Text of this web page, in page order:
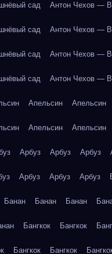
сад Антон Чехов —
сад Антон Чехов —
сад Антон Чехов —
сад Антон Чехов —
Апельсин Апельсин
Апельсин Апельсин
Арбуз Арбуз Арбуз
Арбуз Арбуз Арбуз
Банан Банан Банан
Бангкок Бангкок
Бангкок Бангкок